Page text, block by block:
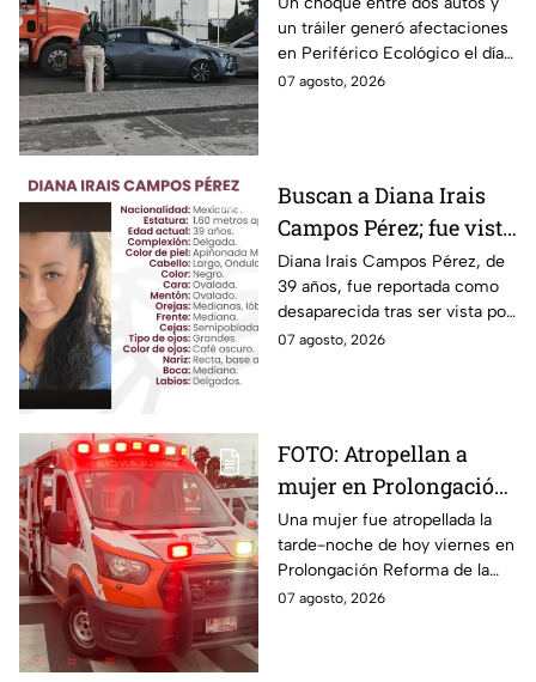
hoy viernes
un tráiler generó afectaciones
en Periférico Ecológico el día
de hoy, con dirección a la 24
07 agosto, 2026
Buscan a Diana Irais
Campos Pérez; fue vista
por última vez en la
ciudad de Puebla
Diana Irais Campos Pérez, de
39 años, fue reportada como
desaparecida tras ser vista por
última vez el 6 de agosto en
07 agosto, 2026
FOTO: Atropellan a
mujer en Prolongación
Reforma, en Puebla,
hoy viernes; así se vio
la zona
Una mujer fue atropellada la
tarde-noche de hoy viernes en
Prolongación Reforma de la
ciudad de Puebla; toma
07 agosto, 2026